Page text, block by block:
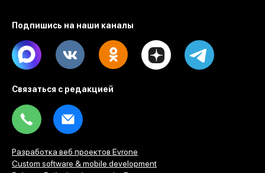
Подпишись на наши каналы
Max Dzen
Связаться с редакцией
Разработка веб проектов Evrone
Custom software & mobile development